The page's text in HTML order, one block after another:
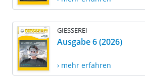
GIESSEREI
Ausgabe 6 (2026)
› mehr erfahren